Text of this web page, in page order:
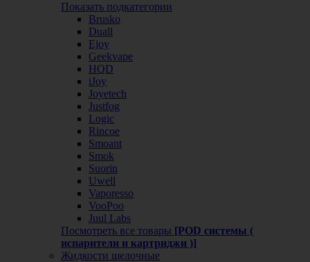
Показать подкатегории
Brusko
Duall
Ejoy
Geekvape
HQD
iJoy
Joyetech
Justfog
Logic
Rincoe
Smoant
Smok
Suorin
Uwell
Vaporesso
VooPoo
Juul Labs
Посмотреть все товары [POD системы (
испарители и картриджи )]
Жидкости щелочные